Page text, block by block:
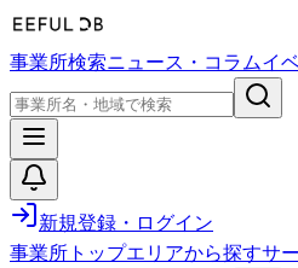
事業所検索ニュース・コラムイ
新規登録・ログイン
事業所トップエリアから探すサ